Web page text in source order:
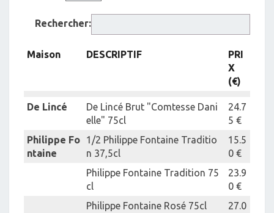
Rechercher:
Maison DESCRIPTIF
PRI
X
(€)
De Lincé
De Lincé Brut "Comtesse Dani
elle" 75cl
24.7
5 €
Philippe Fo
ntaine
1/2 Philippe Fontaine Traditio
n 37,5cl
15.5
0 €
Philippe Fontaine Tradition 75
cl
23.9
0 €
Philippe Fontaine Rosé 75cl
27.0